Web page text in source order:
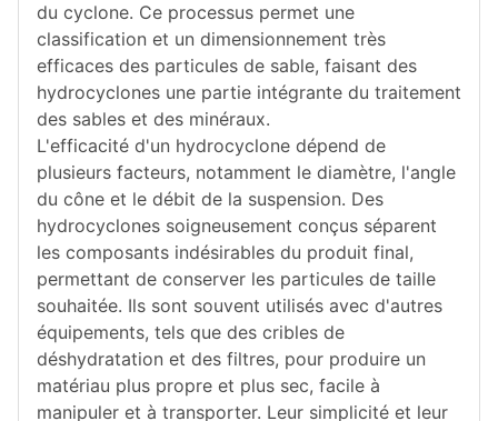
du cyclone. Ce processus permet une
classification et un dimensionnement très
efficaces des particules de sable, faisant des
hydrocyclones une partie intégrante du traitement
des sables et des minéraux.
L'efficacité d'un hydrocyclone dépend de
plusieurs facteurs, notamment le diamètre, l'angle
du cône et le débit de la suspension. Des
hydrocyclones soigneusement conçus séparent
les composants indésirables du produit final,
permettant de conserver les particules de taille
souhaitée. Ils sont souvent utilisés avec d'autres
équipements, tels que des cribles de
déshydratation et des filtres, pour produire un
matériau plus propre et plus sec, facile à
manipuler et à transporter. Leur simplicité et leur